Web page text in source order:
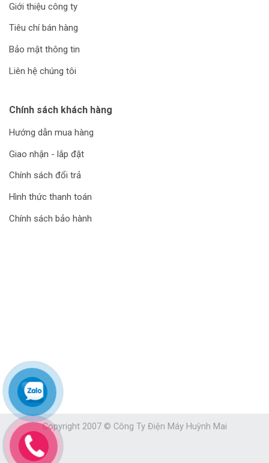
Giới thiệu công ty
Tiêu chí bán hàng
Bảo mật thông tin
Liên hệ chúng tôi
Chính sách khách hàng
Hướng dẫn mua hàng
Giao nhận - lắp đặt
Chính sách đổi trả
Hình thức thanh toán
Chính sách bảo hành
Copyright 2007 © Công Ty Điện Máy Huỳnh Mai